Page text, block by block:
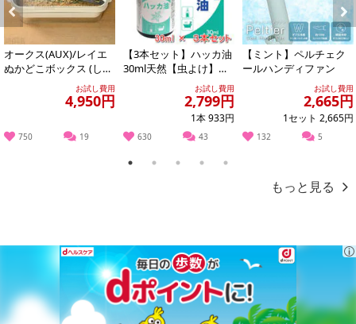
本商品は沖縄・離島へのお届けはできませんので、ご了承くださ
＜サイズ＞
34×80cm
Previous
オークス(AUX)/レイエ
ぬかどこボックス (しゃ
もじ付き) ※日本製/LE
お試し費用
4,950円
750 19
【3本セット】ハッカ油
30ml天然【虫よけ】
【消臭対策】【アロマ
に】【バスタイム...
お試し費用
2,799円
1本 933円
630 43
【ミント】ペルチェク
ールハンディファン
お試し費用
2,665円
1セット 2,665円
132 5
Next
1 2 3 4 5
もっと見る